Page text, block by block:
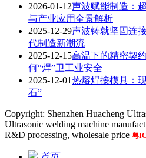
2026-01-12声波赋能制造：
与产业应用全景解析
2025-12-29声波铸就坚固连
代制造新潮流
2025-12-15高温下的精密契
何“焊”卫工业安全
2025-12-01热熔焊接模具：
石”
Copyright: Shenzhen Huacheng
Ultrasonic welding machine
R&D processing, wholesale price 粤